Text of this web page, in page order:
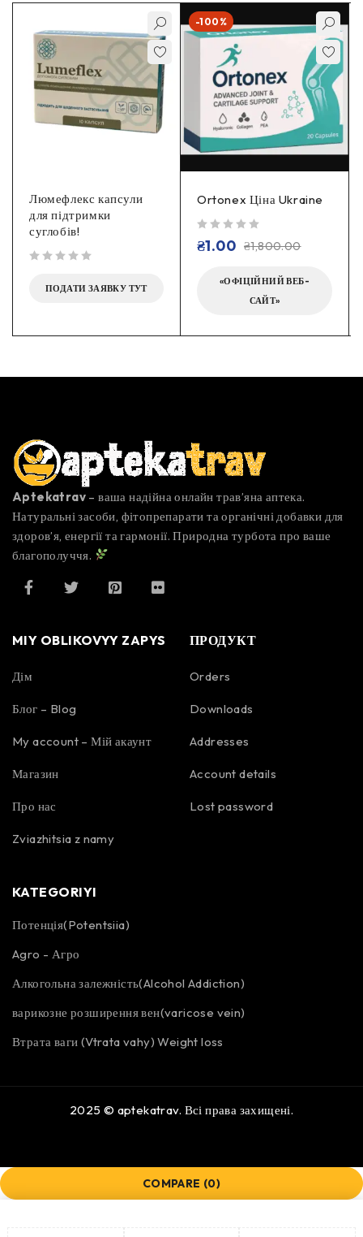
Люмефлекс капсули
для підтримки
суглобів!
ПОДАТИ ЗАЯВКУ ТУТ
-100%
Ortonex Ціна Ukraine
₴1,800.00
₴1.00
«ОФІЦІЙНИЙ ВЕБ-
САЙТ»
Aptekatrav – ваша надійна онлайн трав’яна аптека.
Натуральні засоби, фітопрепарати та органічні добавки для
здоров’я, енергії та гармонії. Природна турбота про ваше
благополуччя.
MIY OBLIKOVYY ZAPYS
Дім
Блог – Blog
My account – Мій акаунт
Магазин
Про нас
Zviazhitsia z namy
ПРОДУКТ
Orders
Downloads
Addresses
Account details
Lost password
KATEGORIYI
Потенція(Potentsiia)
Agro - Агро
Алкогольна залежність(Alcohol Addiction)
варикозне розширення вен(varicose vein)
Втрата ваги (Vtrata vahy) Weight loss
2025 © aptekatrav. Всі права захищені.
COMPARE (0)